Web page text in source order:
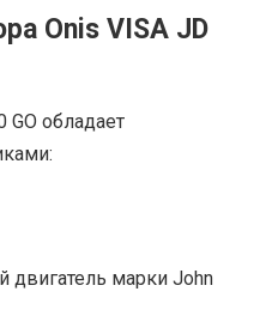
Onis VISA JD
GO обладает
двигатель марки John